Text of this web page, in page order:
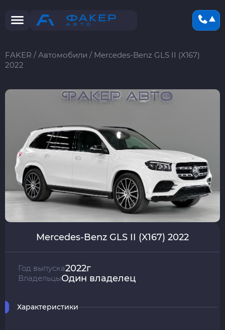
FAKER /Автомобили / Mercedes-Benz GLS II (X167)
2022
Mercedes-Benz GLS II (X167) 2022
Год выпуска2022г
ВладельцыОдин владелец
Характеристики